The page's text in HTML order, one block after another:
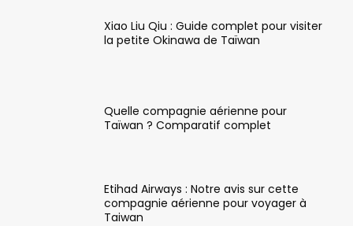
Xiao Liu Qiu : Guide complet pour visiter
la petite Okinawa de Taïwan
Quelle compagnie aérienne pour
Taïwan ? Comparatif complet
Etihad Airways : Notre avis sur cette
compagnie aérienne pour voyager à
Taiwan